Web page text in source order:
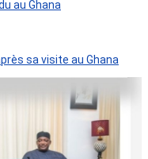
au Ghana
sa visite au Ghana